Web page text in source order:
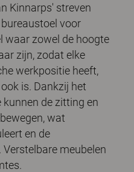
Kinnarps' streven
voor
waar zowel de hoogte
zijn, zodat elke
werkpositie heeft,
is. Dankzij het
de zitting en
wat
en de
meubelen